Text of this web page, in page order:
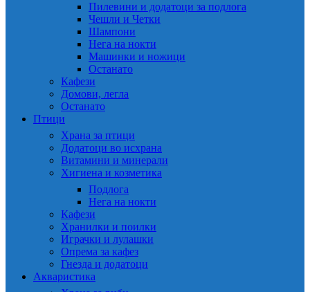
Пилевини и додатоци за подлога
Чешли и Четки
Шампони
Нега на нокти
Машинки и ножици
Останато
Кафези
Домови, легла
Останато
Птици
Храна за птици
Додатоци во исхрана
Витамини и минерали
Хигиена и козметика
Подлога
Нега на нокти
Кафези
Хранилки и поилки
Играчки и лулашки
Опрема за кафез
Гнезда и додатоци
Акваристика